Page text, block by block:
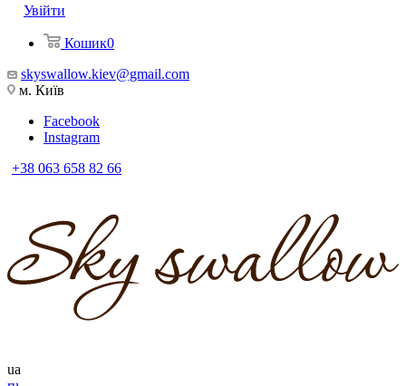
Увійти
Кошик0
skyswallow.kiev@gmail.com
м. Київ
Facebook
Instagram
+38 063 658 82 66
ua